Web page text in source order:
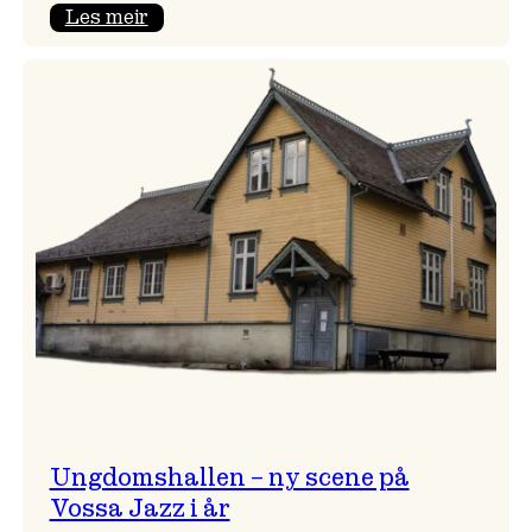
Les meir:
opningskonsert!
Ungdomshallen – ny scene på
Vossa Jazz i år